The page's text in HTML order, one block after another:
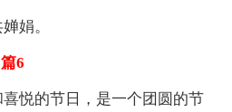
娟。
6
悦的节日，是一个团圆的节